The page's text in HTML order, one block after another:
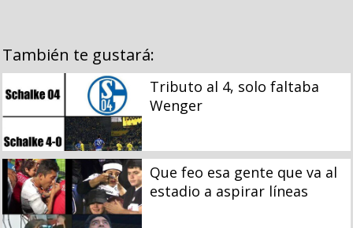
También te gustará:
Tributo al 4, solo faltaba
Wenger
Que feo esa gente que va al
estadio a aspirar líneas